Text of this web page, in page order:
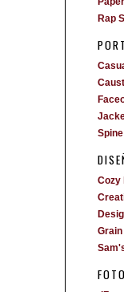
Rap
Cozy
Grain